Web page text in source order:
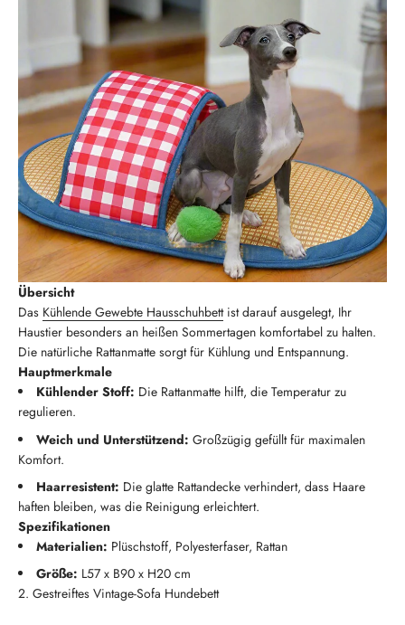
Übersicht
Das Kühlende Gewebte Hausschuhbettist darauf ausgelegt, Ihr
Haustier besonders an heißen Sommertagen komfortabel zu halten.
Die natürliche Rattanmatte sorgt für Kühlung und Entspannung.
Hauptmerkmale
Kühlender Stoff: Die Rattanmatte hilft, die Temperatur zu
regulieren.
Weich und Unterstützend: Großzügig gefüllt für maximalen
Komfort.
Haarresistent: Die glatte Rattandecke verhindert, dass Haare
haften bleiben, was die Reinigung erleichtert.
Spezifikationen
Materialien: Plüschstoff, Polyesterfaser, Rattan
Größe: L57 x B90 x H20 cm
2. Gestreiftes Vintage-Sofa Hundebett